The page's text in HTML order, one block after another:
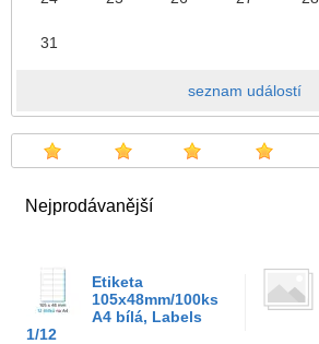
31
seznam událostí
Nejprodávanější
Etiketa
105x48mm/100ks
A4 bílá, Labels
1/12